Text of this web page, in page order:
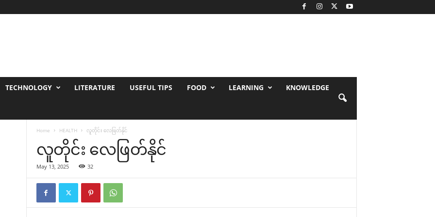
TECHNOLOGY LITERATURE USEFUL TIPS FOOD LEARNING KNOWLEDGE
Home HEALTH လူတိုင်း လေဖြတ်နိုင်
လူတိုင်း လေဖြတ်နိုင်
May 13, 2025 32